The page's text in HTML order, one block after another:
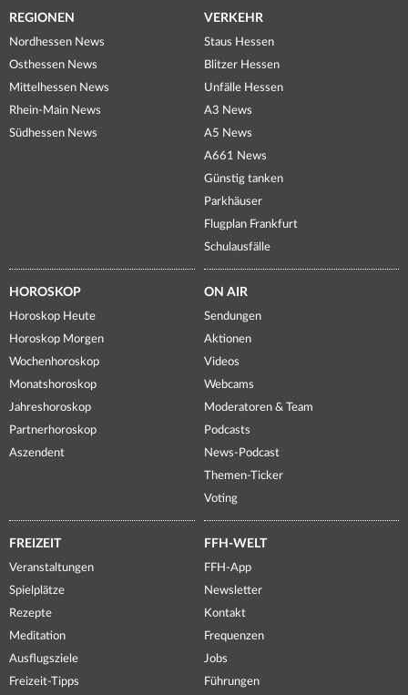
REGIONEN
Nordhessen News
Osthessen News
Mittelhessen News
Rhein-Main News
Südhessen News
VERKEHR
Staus Hessen
Blitzer Hessen
Unfälle Hessen
A3 News
A5 News
A661 News
Günstig tanken
Parkhäuser
Flugplan Frankfurt
Schulausfälle
HOROSKOP
Horoskop Heute
Horoskop Morgen
Wochenhoroskop
Monatshoroskop
Jahreshoroskop
Partnerhoroskop
Aszendent
ON AIR
Sendungen
Aktionen
Videos
Webcams
Moderatoren & Team
Podcasts
News-Podcast
Themen-Ticker
Voting
FREIZEIT
Veranstaltungen
Spielplätze
Rezepte
Meditation
Ausflugsziele
Freizeit-Tipps
FFH-WELT
FFH-App
Newsletter
Kontakt
Frequenzen
Jobs
Führungen